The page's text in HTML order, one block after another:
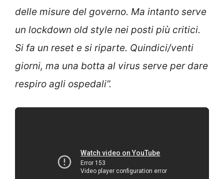
delle misure del governo. Ma intanto serve
un lockdown old style nei posti più critici.
Si fa un reset e si riparte. Quindici/venti
giorni, ma una botta al virus serve per dare
respiro agli ospedali”.